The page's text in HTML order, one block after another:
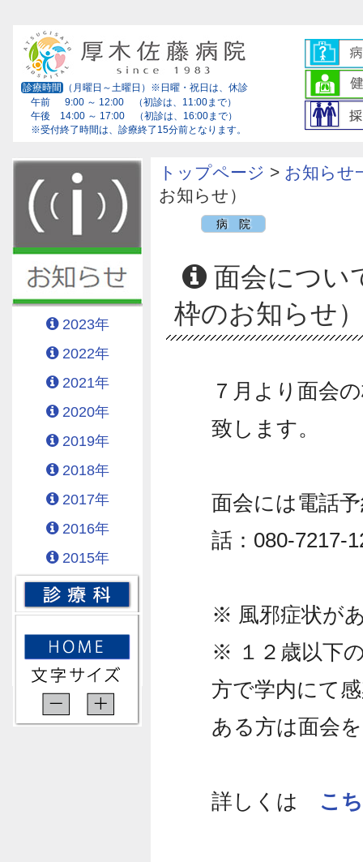
診療時間
（月曜日～土曜日）※日曜・祝日は、休診
午前 9:00 ～ 12:00 （初診は、11:00まで）
午後 14:00 ～ 17:00 （初診は、16:00まで）
※受付終了時間は、診療終了15分前となります。
2023年
2022年
2021年
2020年
2019年
2018年
2017年
2016年
2015年
トップページ > お知らせ
お知らせ）
病 院
面会に
枠のお知らせ
７月より面会
致します。
面会には電話
話：080-7217-
※ 風邪症状が
※ １２歳以下
方で学内にて
ある方は面会
詳しくは こ